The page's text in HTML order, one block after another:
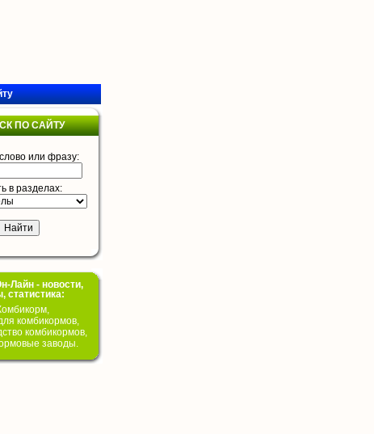
ПО САЙТУ
или фразу:
в разделах:
Лайн - новости,
статистика:
комбикормов,
комбикормов,
заводы.